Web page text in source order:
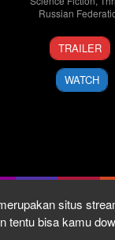
Russian
1
Aug
2016
Dmitry
Galperin
TRAILER
WATCH
situs
tentu bisa kamu